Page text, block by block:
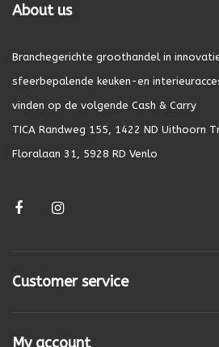
About us
Branchegerichte groothandel in
sfeerbepalende keuken-en
vinden op de volgende Cash & Carry
TICA Randweg 155, 1422 ND Uithoorn
Floralaan 31, 5928 RD Venlo
Customer service
My account